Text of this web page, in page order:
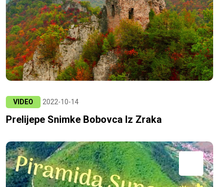
VIDEO 2022-10-14
Prelijepe Snimke Bobovca Iz Zraka